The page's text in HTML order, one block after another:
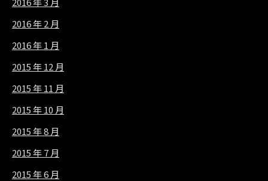
2016 年 2 月
2016 年 1 月
2015 年 12 月
2015 年 11 月
2015 年 10 月
2015 年 8 月
2015 年 7 月
2015 年 6 月